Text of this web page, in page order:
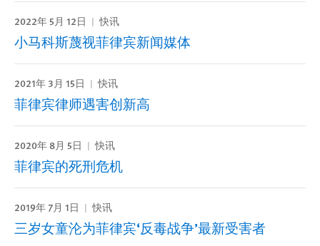
2022年 5月 12日 快讯
小马科斯蔑视菲律宾新闻媒体
2021年 3月 15日 快讯
菲律宾律师遇害创新高
2020年 8月 5日 快讯
菲律宾的死刑危机
2019年 7月 1日 快讯
三岁女童沦为菲律宾‘反毒战争’最新受害者